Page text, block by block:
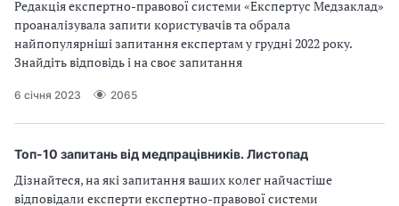
Редакція експертно-правової системи «Експертус Медзаклад»
проаналізувала запити користувачів та обрала
найпопулярніші запитання експертам у грудні 2022 року.
Знайдіть відповідь і на своє запитання
6 січня 2023 2065
Топ-10 запитань від медпрацівників. Листопад
Дізнайтеся, на які запитання ваших колег найчастіше
відповідали експерти експертно-правової системи